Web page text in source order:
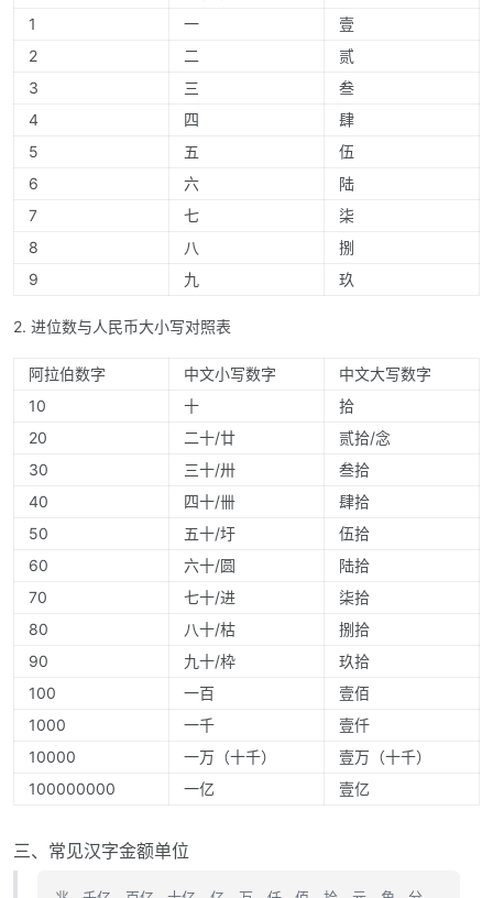
1
一
壹
2
二
贰
3
三
叁
4
四
肆
5
五
伍
6
六
陆
7
七
柒
8
八
捌
9
九 玖
2. 进位数与人民币大小写对照表
阿拉伯数字 中文小写数字
中文大写数字
10
十
拾
20
二十/廿
贰拾/念
30
三十/卅
叁拾
40
四十/卌
肆拾
50
五十/圩
伍拾
60
六十/圆
陆拾
70
七十/进
柒拾
80
八十/枯
捌拾
90
九十/枠
玖拾
100
一百
壹佰
1000
一千
壹仟
10000
一万（十千）
壹万（十千）
100000000
一亿 壹亿
三、常见汉字金额单位